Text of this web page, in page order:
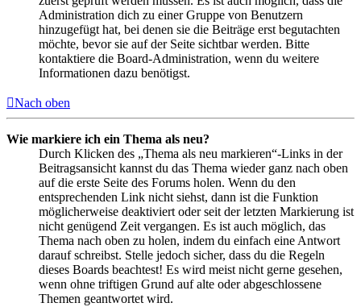
Administration dich zu einer Gruppe von Benutzern
hinzugefügt hat, bei denen sie die Beiträge erst begutachten
möchte, bevor sie auf der Seite sichtbar werden. Bitte
kontaktiere die Board-Administration, wenn du weitere
Informationen dazu benötigst.
Nach oben
Wie markiere ich ein Thema als neu?
Durch Klicken des „Thema als neu markieren“-Links in der
Beitragsansicht kannst du das Thema wieder ganz nach oben
auf die erste Seite des Forums holen. Wenn du den
entsprechenden Link nicht siehst, dann ist die Funktion
möglicherweise deaktiviert oder seit der letzten Markierung ist
nicht genügend Zeit vergangen. Es ist auch möglich, das
Thema nach oben zu holen, indem du einfach eine Antwort
darauf schreibst. Stelle jedoch sicher, dass du die Regeln
dieses Boards beachtest! Es wird meist nicht gerne gesehen,
wenn ohne triftigen Grund auf alte oder abgeschlossene
Themen geantwortet wird.